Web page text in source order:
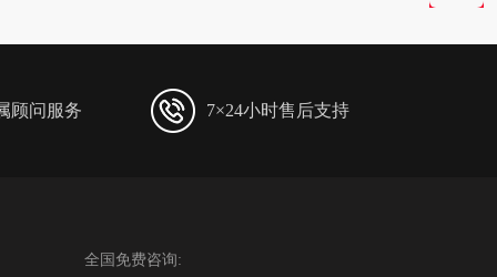
顾问服务 7×24小时售后支持
全国免费咨询: